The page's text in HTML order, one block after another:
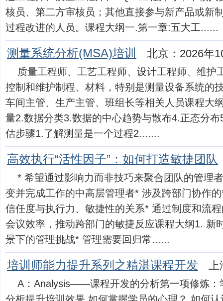
核员、第二方审核员；其他直接参与新产品或新
过程改进的人员。课程大纲一.第一章:五大工......
测量系统分析(MSA)培训 北京：2026年
质量工程师、工艺工程师、设计工程师、维护
控制和维护制程、材料，特别是测量设备系统的
车间主管、生产主管、班组长等相关人员课程大
量2.数据分类3.数据的中心趋势与散布4.正态分
估步骤1.了解测量是一个过程2.......
高效执行“活性因子”：如何打造敏捷团队
* 希望通过影响力而非技巧来聚合团队的管理
变并完成工作的中高层管理者* 涉及跨部门协作
信任度与执行力、敏捷性的关系* 通过制度和流
会议效率，推动跨部门的敏捷反应课程大纲1. 新
景下的管理挑战* 管理需要回归常......
培训师能力提升系列之精湛课程开发 上
A：Analysis——课程开发的分析第一项修炼